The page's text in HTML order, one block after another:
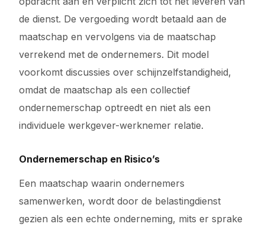
de dienst. De vergoeding wordt betaald aan de
maatschap en vervolgens via de maatschap
verrekend met de ondernemers. Dit model
voorkomt discussies over schijnzelfstandigheid,
omdat de maatschap als een collectief
ondernemerschap optreedt en niet als een
individuele werkgever-werknemer relatie.
Ondernemerschap en Risico’s
Een maatschap waarin ondernemers
samenwerken, wordt door de belastingdienst
gezien als een echte onderneming, mits er sprake